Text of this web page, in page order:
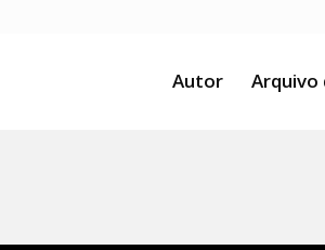
Autor Arquivo